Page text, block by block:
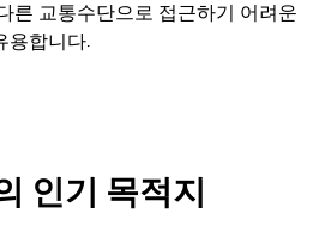
른 교통수단으로 접근하기 어려운
용합니다.
인기 목적지